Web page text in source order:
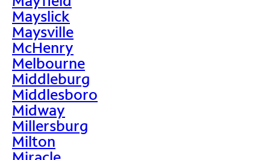
Mayslick
Maysville
McHenry
Melbourne
Middleburg
Middlesboro
Midway
Millersburg
Milton